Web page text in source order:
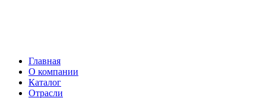
Главная
О компании
Каталог
Отрасли